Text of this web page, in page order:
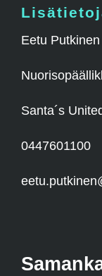
Eetu Putkinen
Santa´s
0447601100